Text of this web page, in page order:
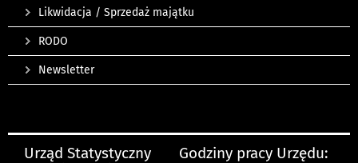
Likwidacja / Sprzedaż majątku
RODO
Newsletter
Urząd Statystyczny
Godziny pracy Urzędu: